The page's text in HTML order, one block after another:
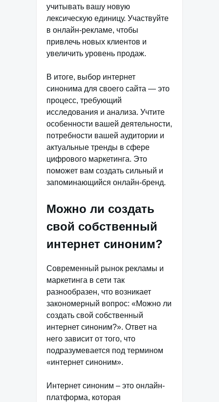
учитывать вашу новую
лексическую единицу. Участвуйте
в онлайн-рекламе, чтобы
привлечь новых клиентов и
увеличить уровень продаж.
В итоге, выбор интернет
синонима для своего сайта — это
процесс, требующий
исследования и анализа. Учтите
особенности вашей деятельности,
потребности вашей аудитории и
актуальные тренды в сфере
цифрового маркетинга. Это
поможет вам создать сильный и
запоминающийся онлайн-бренд.
Можно ли создать
свой собственный
интернет синоним?
Современный рынок рекламы и
маркетинга в сети так
разнообразен, что возникает
закономерный вопрос: «Можно ли
создать свой собственный
интернет синоним?». Ответ на
него зависит от того, что
подразумевается под термином
«интернет синоним».
Интернет синоним – это онлайн-
платформа, которая